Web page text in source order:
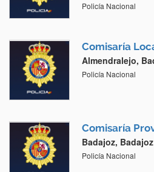
Policía Nacional
Comisaría
Almendralejo,
Policía Nacional
Comisaría
Badajoz, Badajoz
Policía Nacional